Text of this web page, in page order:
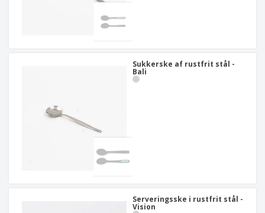
Sukkerske af rustfrit stål -
Bali
Serveringsske i rustfrit stål -
Vision